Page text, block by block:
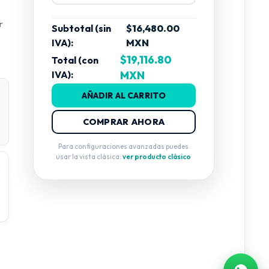
Subtotal (sin
IVA):
$16,480.00
MXN
Total (con
IVA):
$19,116.80
MXN
AÑADIR AL CARRITO
COMPRAR AHORA
Para configuraciones avanzadas puedes
usar la vista clásica:ver producto clásico